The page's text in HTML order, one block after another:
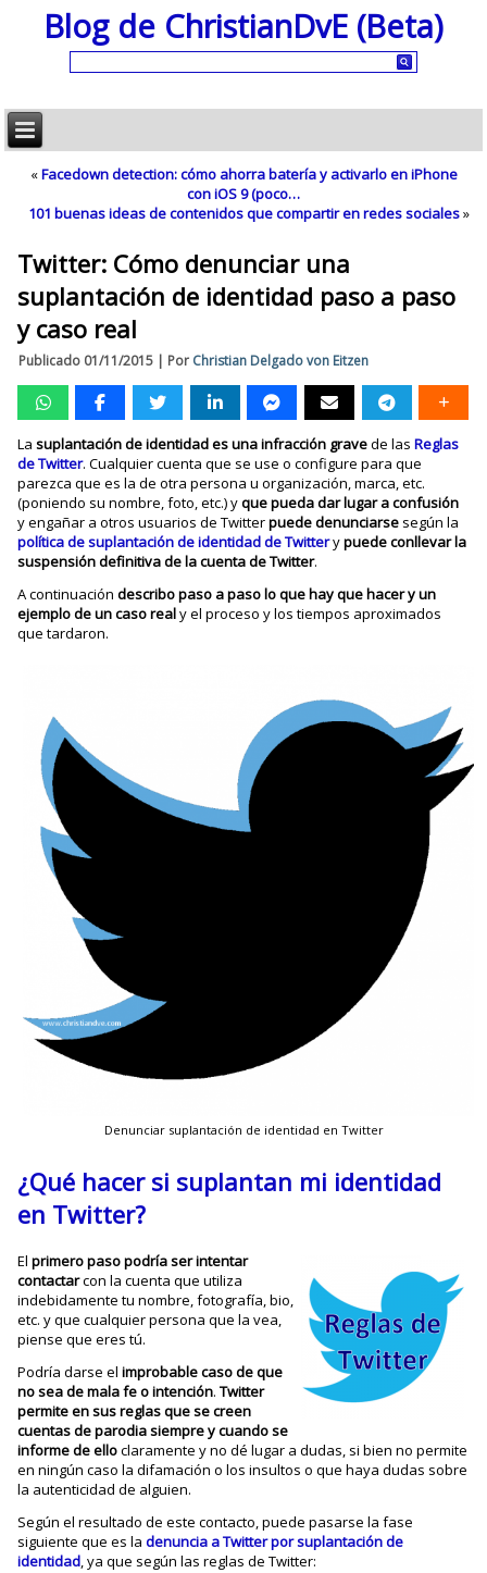
Blog de ChristianDvE (Beta)
«Facedown detection: cómo ahorra batería y activarlo en iPhone
con iOS 9 (poco…
101 buenas ideas de contenidos que compartir en redes sociales»
Twitter: Cómo denunciar una
suplantación de identidad paso a paso
y caso real
Publicado 01/11/2015 | Por Christian Delgado von Eitzen
Lasuplantación de identidad es una infracción gravede lasReglas
de Twitter. Cualquier cuenta que se use o configure para que
parezca que es la de otra persona u organización, marca, etc.
(poniendo su nombre, foto, etc.) yque pueda dar lugar a confusión
y engañar a otros usuarios de Twitterpuede denunciarse según la
política de suplantación de identidad de Twitterypuede conllevar la
suspensión definitiva de la cuenta de Twitter.
A continuacióndescribo paso a paso lo que hay que hacer y un
ejemplo de un caso realy el proceso y los tiempos aproximados
que tardaron.
Denunciar suplantación de identidad en Twitter
¿Qué hacer si suplantan mi identidad
en Twitter?
Elprimero paso podría ser intentar
contactarcon la cuenta que utiliza
indebidamente tu nombre, fotografía, bio,
etc. y que cualquier persona que la vea,
piense que eres tú.
Podría darse elimprobable caso de que
no sea de mala fe o intención.Twitter
permite en sus reglas que se creen
cuentas de parodia siempre y cuando se
informe de elloclaramente y no dé lugar a dudas, si bien no permite
en ningún caso la difamación o los insultos o que haya dudas sobre
la autenticidad de alguien.
Según el resultado de este contacto, puede pasarse la fase
siguiente que es ladenuncia a Twitter por suplantación de
identidad, ya que según las reglas de Twitter: